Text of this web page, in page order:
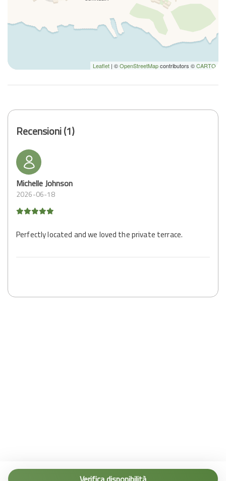
Leaflet | ©OpenStreetMapcontributors ©CARTO
Recensioni (1)
Michelle Johnson
2026-06-18
Perfectly located and we loved the private terrace.
Tel. (+39) 0187 1560067 info@terremarine.it